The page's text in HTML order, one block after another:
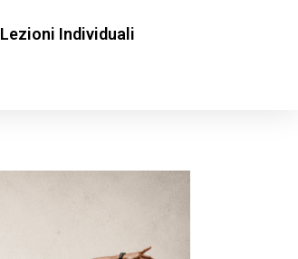
Lezioni Individuali